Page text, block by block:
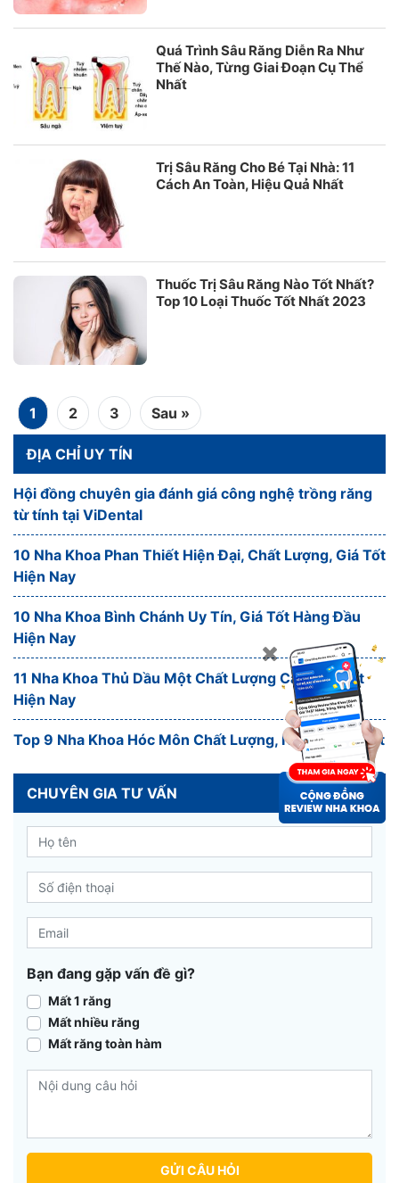
Quá Trình Sâu Răng Diễn Ra Như
Thế Nào, Từng Giai Đoạn Cụ Thể
Nhất
Trị Sâu Răng Cho Bé Tại Nhà: 11
Cách An Toàn, Hiệu Quả Nhất
Thuốc Trị Sâu Răng Nào Tốt Nhất?
Top 10 Loại Thuốc Tốt Nhất 2023
1 2 3 Sau »
ĐỊA CHỈ UY TÍN
Hội đồng chuyên gia đánh giá công nghệ trồng răng
từ tính tại ViDental
10 Nha Khoa Phan Thiết Hiện Đại, Chất Lượng, Giá Tốt
Hiện Nay
10 Nha Khoa Bình Chánh Uy Tín, Giá Tốt Hàng Đầu
Hiện Nay
11 Nha Khoa Thủ Dầu Một Chất Lượng Cao, Giá Tốt
Hiện Nay
Top 9 Nha Khoa Hóc Môn Chất Lượng, Nổi Tiếng Nhất
CHUYÊN GIA TƯ VẤN
Bạn đang gặp vấn đề gì?
Mất 1 răng
Mất nhiều răng
Mất răng toàn hàm
GỬI CÂU HỎI